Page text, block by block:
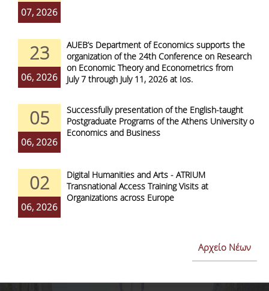
07, 2026
23
06, 2026
AUEB’s Department of Economics supports the
organization of the 24th Conference on Research
on Economic Theory and Econometrics from
July 7 through July 11, 2026 at Ios.
05
06, 2026
Successfully presentation of the English-taught
Postgraduate Programs of the Athens University of
Economics and Business
02
06, 2026
Digital Humanities and Arts - ATRIUM
Transnational Access Training Visits at
Organizations across Europe
Αρχείο Νέων